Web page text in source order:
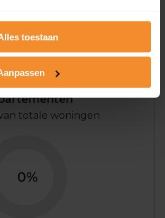
toestaan
0%
Huurwoningen
totale woningen
0%